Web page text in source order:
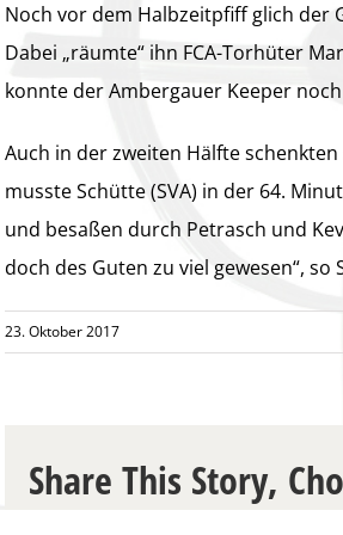
Noch vor dem Halbzeitpfiff glich der
Dabei „räumte“ ihn FCA-Torhüter
konnte der Ambergauer Keeper
Auch in der zweiten Hälfte
musste Schütte (SVA) in der 64.
und besaßen durch Petrasch und
doch des Guten zu viel gewesen“, so
23. Oktober 2017
Share This Story,